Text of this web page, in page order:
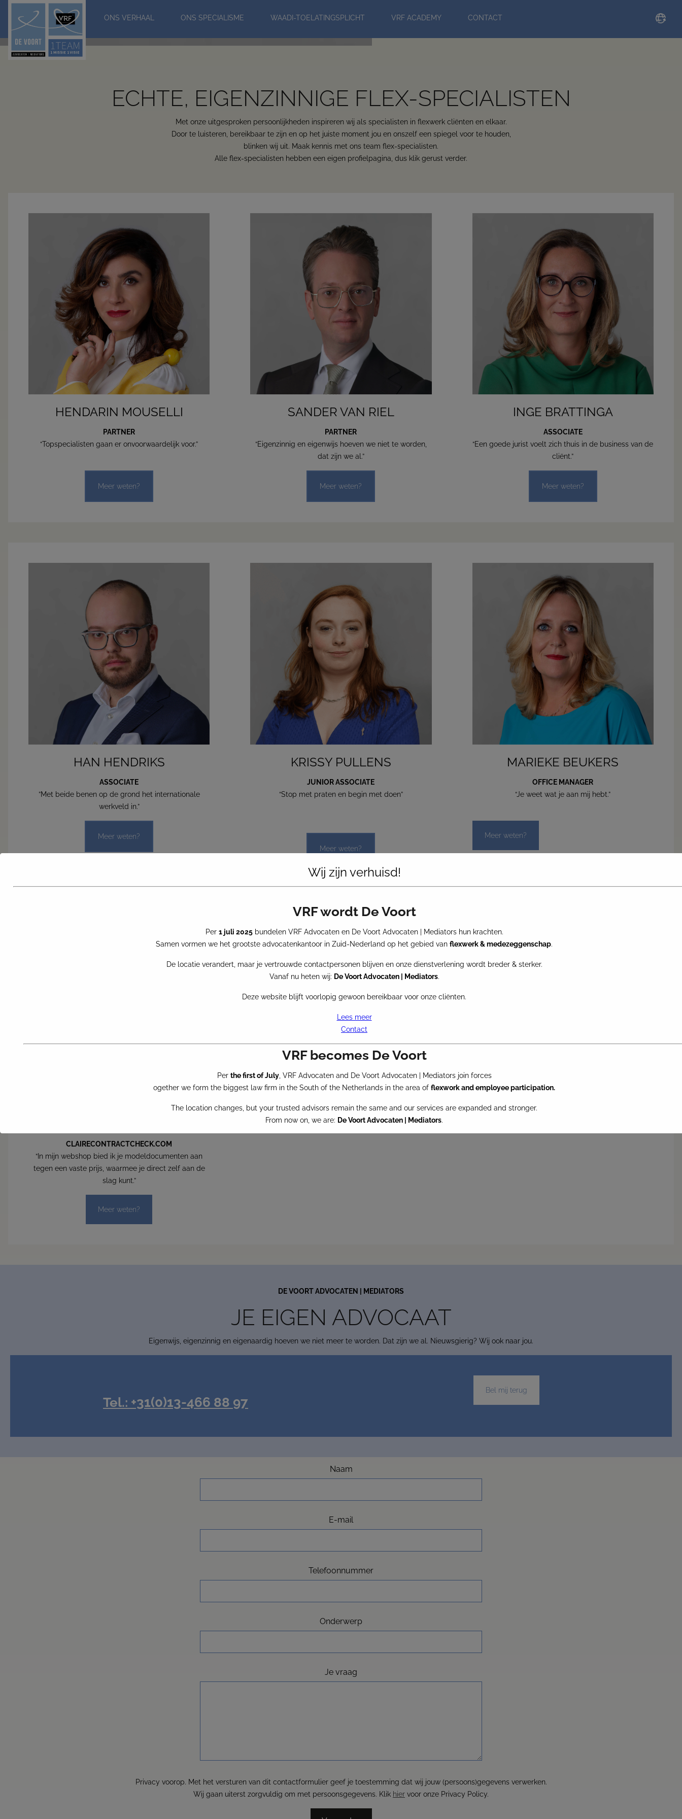
ONS VERHAAL ONS SPECIALISME WAADI-TOELATINGSPLICHT VRF ACADEMY CONTACT
Smoelenboek
Krissy PullensHendarin Mouselli
ECHTE, EIGENZINNIGE FLEX-SPECIALISTEN
Met onze uitgesproken persoonlijkheden inspireren wij als specialisten in flexwerk cliënten en elkaar.
Door te luisteren, bereikbaar te zijn en op het juiste moment jou en onszelf een spiegel voor te houden,
blinken wij uit. Maak kennis met ons team flex-specialisten.
Alle flex-specialisten hebben een eigen profielpagina, dus klik gerust verder.
HENDARIN MOUSELLI
PARTNER
“Topspecialisten gaan er onvoorwaardelijk voor.”
Meer weten?
SANDER VAN RIEL
PARTNER
“Eigenzinnig en eigenwijs hoeven we niet te worden,
dat zijn we al.”
Meer weten?
INGE BRATTINGA
ASSOCIATE
“Een goede jurist voelt zich thuis in de business van de
cliënt.”
Meer weten?
HAN HENDRIKS
ASSOCIATE
”Met beide benen op de grond het internationale
werkveld in.”
Meer weten?
KRISSY PULLENS
JUNIOR ASSOCIATE
“Stop met praten en begin met doen”
Meer weten?
MARIEKE BEUKERS
OFFICE MANAGER
“Je weet wat je aan mij hebt.”
Meer weten?
CLAIRECONTRACTCHECK.COM
“In mijn webshop bied ik je modeldocumenten aan
tegen een vaste prijs, waarmee je direct zelf aan de
slag kunt.”
Meer weten?
DE VOORT ADVOCATEN | MEDIATORS
JE EIGEN ADVOCAAT
Eigenwijs, eigenzinnig en eigenaardig hoeven we niet meer te worden. Dat zijn we al. Nieuwsgierig? Wij ook naar jou.
Tel.: +31(0)13-466 88 97
Bel mij terug
Naam
E-mail
Telefoonnummer
Onderwerp
Je vraag
Privacy voorop. Met het versturen van dit contactformulier geef je toestemming dat wij jouw (persoons)gegevens verwerken.
Wij gaan uiterst zorgvuldig om met persoonsgegevens. Klik hier voor onze Privacy Policy.
Wij zijn verhuisd!
VRF wordt De Voort
Per 1 juli 2025bundelen VRF Advocaten en De Voort Advocaten | Mediators hun krachten.
Samen vormen we het grootste advocatenkantoor in Zuid-Nederland op het gebied van flexwerk & medezeggenschap.
De locatie verandert, maar je vertrouwde contactpersonen blijven en onze dienstverlening wordt breder & sterker.
Vanaf nu heten wij: De Voort Advocaten | Mediators.
Deze website blijft voorlopig gewoon bereikbaar voor onze cliënten.
Lees meer
Contact
VRF becomes De Voort
Per the first of July, VRF Advocaten and De Voort Advocaten | Mediators join forces
ogether we form the biggest law firm in the South of the Netherlands in the area of flexwork and employee participation.
The location changes, but your trusted advisors remain the same and our services are expanded and stronger.
From now on, we are: De Voort Advocaten | Mediators.